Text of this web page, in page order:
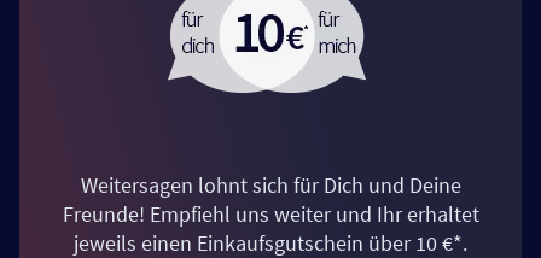
Weitersagen lohnt sich für Dich und Deine
Freunde! Empfiehl uns weiter und Ihr erhaltet
jeweils einen Einkaufsgutschein über 10 €*.